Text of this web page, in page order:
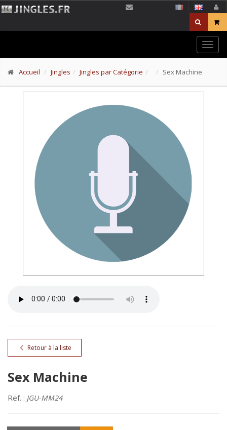
Accueil Jingles Jingles par Catégorie Sex Machine
Retour à la liste
Sex Machine
Ref. : JGU-MM24